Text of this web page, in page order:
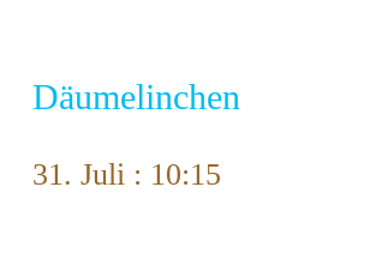
Däumelinchen
31. Juli : 10:15